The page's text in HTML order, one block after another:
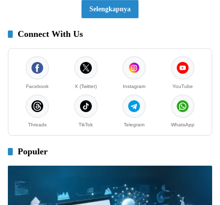
Selengkapnya
Connect With Us
Facebook X (Twitter) Instagram YouTube
Threads TikTok Telegram WhatsApp
Populer